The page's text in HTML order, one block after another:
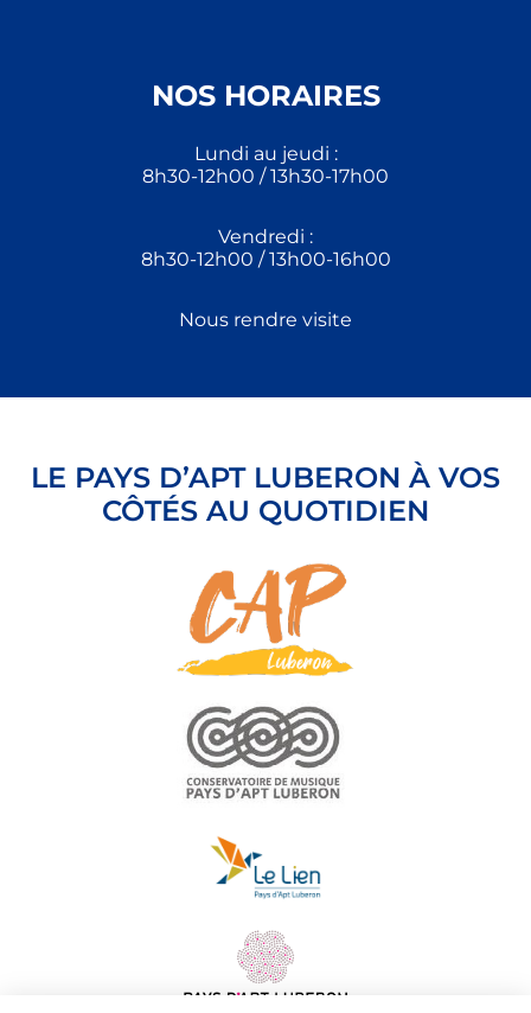
NOS HORAIRES
Lundi au jeudi :
8h30-12h00 / 13h30-17h00
Vendredi :
8h30-12h00 / 13h00-16h00
Nous rendre visite
LE PAYS D’APT LUBERON À VOS
CÔTÉS AU QUOTIDIEN